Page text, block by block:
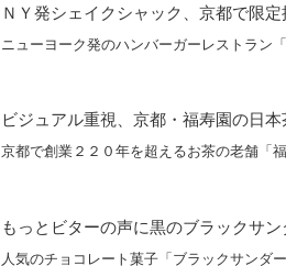
ＮＹ発シェイクシャック、京都で限定
ニューヨーク発のハンバーガーレストラン
ビジュアル重視、京都・福寿園の日本
京都で創業２２０年を超えるお茶の老舗「
もっとビターの声に黒のブラックサン
人気のチョコレート菓子「ブラックサンダ